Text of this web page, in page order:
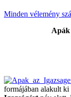
Minden vélemény
Apák
formájában alakult ki